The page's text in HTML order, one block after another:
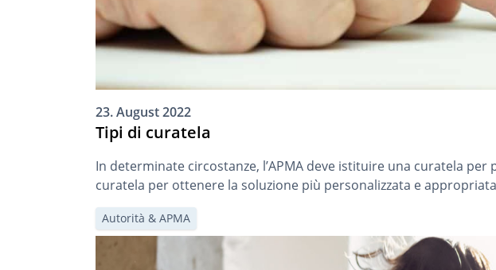
23. August 2022
Tipi di curatela
In determinate circostanze, l’APMA deve istituire una curatela
curatela per ottenere la soluzione più personalizzata e
Autorità & APMA